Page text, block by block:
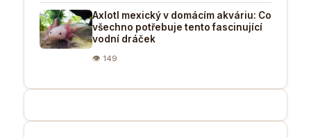
Axlotl mexický v domácím akváriu: Co
všechno potřebuje tento fascinující
vodní dráček
👁 149